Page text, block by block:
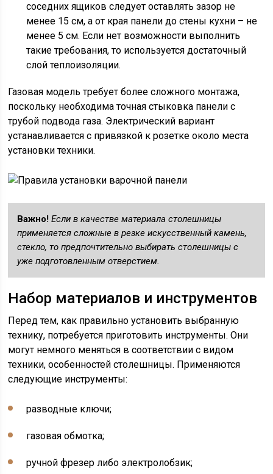
соседних ящиков следует оставлять зазор не
менее 15 см, а от края панели до стены кухни – не
менее 5 см. Если нет возможности выполнить
такие требования, то используется достаточный
слой теплоизоляции.
Газовая модель требует более сложного монтажа,
поскольку необходима точная стыковка панели с
трубой подвода газа. Электрический вариант
устанавливается с привязкой к розетке около места
установки техники.
Важно! Если в качестве материала столешницы
применяется сложные в резке искусственный камень,
стекло, то предпочтительно выбирать столешницы с
уже подготовленным отверстием.
Набор материалов и инструментов
Перед тем, как правильно установить выбранную
технику, потребуется приготовить инструменты. Они
могут немного меняться в соответствии с видом
техники, особенностей столешницы. Применяются
следующие инструменты:
разводные ключи;
газовая обмотка;
ручной фрезер либо электролобзик;